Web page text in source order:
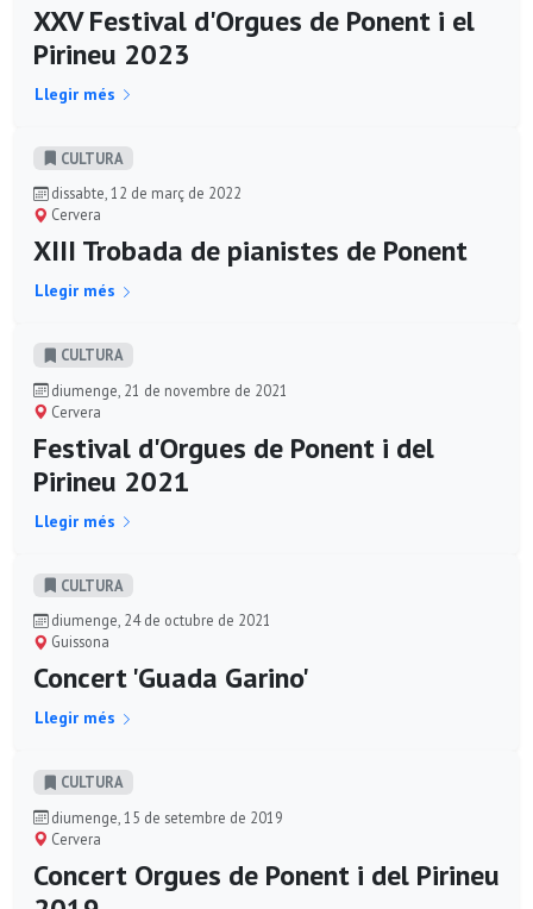
XXV Festival d'Orgues de Ponent i el
Pirineu 2023
Llegir més
CULTURA
dissabte, 12 de març de 2022
Cervera
XIII Trobada de pianistes de Ponent
Llegir més
CULTURA
diumenge, 21 de novembre de 2021
Cervera
Festival d'Orgues de Ponent i del
Pirineu 2021
Llegir més
CULTURA
diumenge, 24 de octubre de 2021
Guissona
Concert 'Guada Garino'
Llegir més
CULTURA
diumenge, 15 de setembre de 2019
Cervera
Concert Orgues de Ponent i del Pirineu